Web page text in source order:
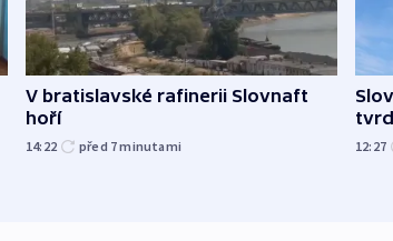
V bratislavské rafinerii Slovnaft
hoří
14:22 před 7minutami 12:27